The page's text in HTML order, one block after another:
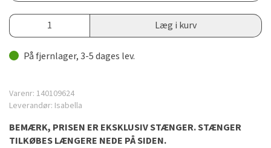
Læg i kurv
På fjernlager, 3-5 dages lev.
Varenr: 140109624
Leverandør: Isabella
BEMÆRK, PRISEN ER EKSKLUSIV STÆNGER. STÆNGER
TILKØBES LÆNGERE NEDE PÅ SIDEN.